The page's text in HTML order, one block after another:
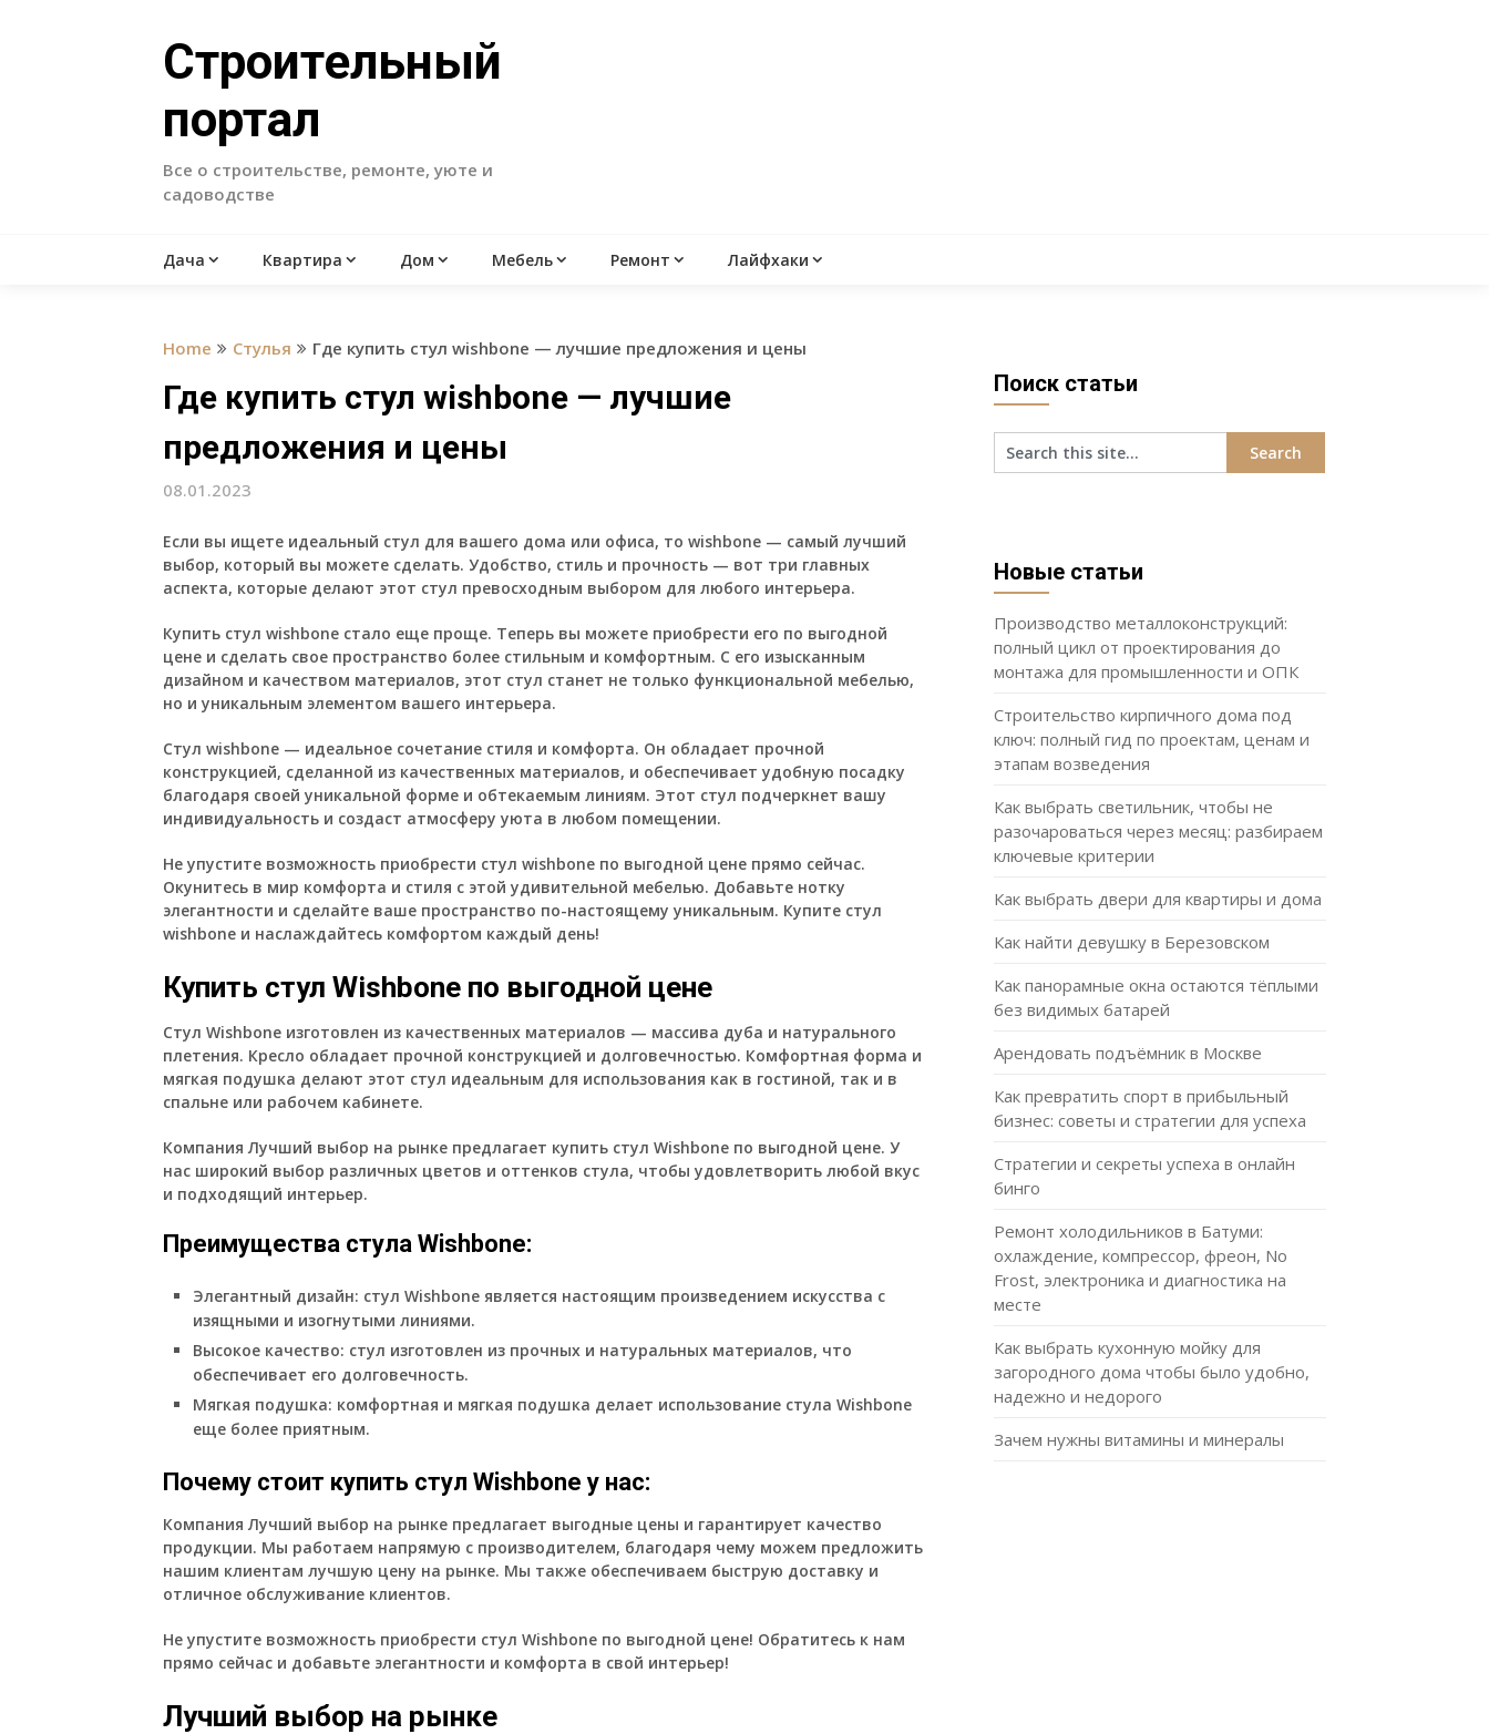
Строительный
портал
Все о строительстве, ремонте, уюте и
садоводстве
Дача Квартира Дом Мебель Ремонт Лайфхаки
Home Стулья Где купить стул wishbone — лучшие предложения и цены
Где купить стул wishbone — лучшие
предложения и цены
08.01.2023
Если вы ищете идеальный стул для вашего дома или офиса, то wishbone — самый лучший
выбор, который вы можете сделать. Удобство, стиль и прочность — вот три главных
аспекта, которые делают этот стул превосходным выбором для любого интерьера.
Купить стул wishbone стало еще проще. Теперь вы можете приобрести его по выгодной
цене и сделать свое пространство более стильным и комфортным. С его изысканным
дизайном и качеством материалов, этот стул станет не только функциональной мебелью,
но и уникальным элементом вашего интерьера.
Стул wishbone — идеальное сочетание стиля и комфорта. Он обладает прочной
конструкцией, сделанной из качественных материалов, и обеспечивает удобную посадку
благодаря своей уникальной форме и обтекаемым линиям. Этот стул подчеркнет вашу
индивидуальность и создаст атмосферу уюта в любом помещении.
Не упустите возможность приобрести стул wishbone по выгодной цене прямо сейчас.
Окунитесь в мир комфорта и стиля с этой удивительной мебелью. Добавьте нотку
элегантности и сделайте ваше пространство по-настоящему уникальным. Купите стул
wishbone и наслаждайтесь комфортом каждый день!
Купить стул Wishbone по выгодной цене
Стул Wishbone изготовлен из качественных материалов — массива дуба и натурального
плетения. Кресло обладает прочной конструкцией и долговечностью. Комфортная форма и
мягкая подушка делают этот стул идеальным для использования как в гостиной, так и в
спальне или рабочем кабинете.
Компания Лучший выбор на рынке предлагает купить стул Wishbone по выгодной цене. У
нас широкий выбор различных цветов и оттенков стула, чтобы удовлетворить любой вкус
и подходящий интерьер.
Преимущества стула Wishbone:
Элегантный дизайн: стул Wishbone является настоящим произведением искусства с
изящными и изогнутыми линиями.
Высокое качество: стул изготовлен из прочных и натуральных материалов, что
обеспечивает его долговечность.
Мягкая подушка: комфортная и мягкая подушка делает использование стула Wishbone
еще более приятным.
Почему стоит купить стул Wishbone у нас:
Компания Лучший выбор на рынке предлагает выгодные цены и гарантирует качество
продукции. Мы работаем напрямую с производителем, благодаря чему можем предложить
нашим клиентам лучшую цену на рынке. Мы также обеспечиваем быструю доставку и
отличное обслуживание клиентов.
Не упустите возможность приобрести стул Wishbone по выгодной цене! Обратитесь к нам
прямо сейчас и добавьте элегантности и комфорта в свой интерьер!
Лучший выбор на рынке
Поиск статьи
Новые статьи
Производство металлоконструкций:
полный цикл от проектирования до
монтажа для промышленности и ОПК
Строительство кирпичного дома под
ключ: полный гид по проектам, ценам и
этапам возведения
Как выбрать светильник, чтобы не
разочароваться через месяц: разбираем
ключевые критерии
Как выбрать двери для квартиры и дома
Как найти девушку в Березовском
Как панорамные окна остаются тёплыми
без видимых батарей
Арендовать подъёмник в Москве
Как превратить спорт в прибыльный
бизнес: советы и стратегии для успеха
Стратегии и секреты успеха в онлайн
бинго
Ремонт холодильников в Батуми:
охлаждение, компрессор, фреон, No
Frost, электроника и диагностика на
месте
Как выбрать кухонную мойку для
загородного дома чтобы было удобно,
надежно и недорого
Зачем нужны витамины и минералы